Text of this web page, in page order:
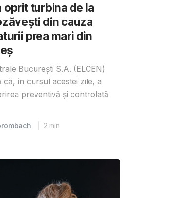
oprit turbina de la
din cauza
prea mari din
București S.A. (ELCEN)
că, în cursul acestei zile, a
preventivă și controlată
2 min